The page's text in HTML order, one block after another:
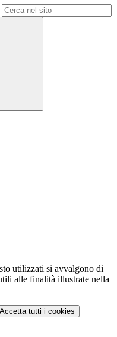
utilizzati si avvalgono di
alle finalità illustrate nella
Accetta tutti i cookies